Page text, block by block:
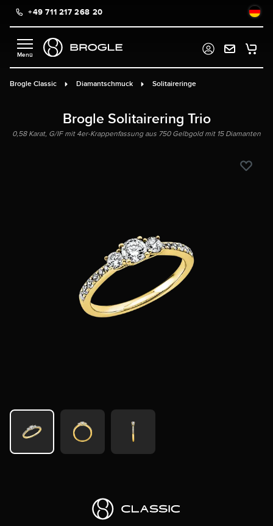
springen
+49 711 217 268 20
Brogle Classic Diamantschmuck Solitaireringe
Brogle Solitairering Trio
0,58 Karat, G/IF mit 4er-Krappenfassung aus 750 Gelbgold mit 15 Diamanten